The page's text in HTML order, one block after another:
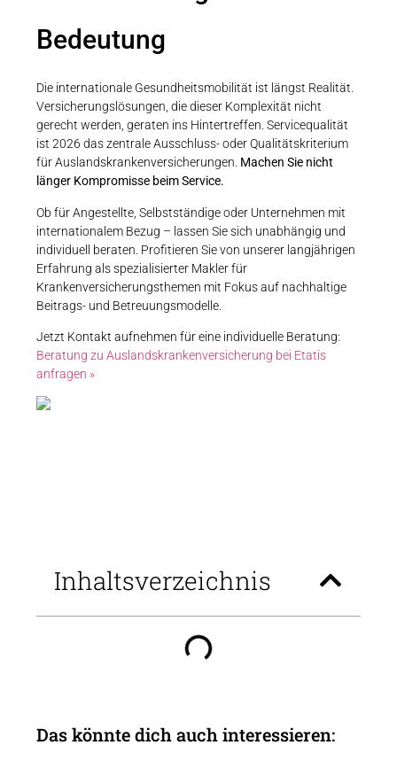
Bedeutung
Die internationale Gesundheitsmobilität ist längst Realität.
Versicherungslösungen, die dieser Komplexität nicht
gerecht werden, geraten ins Hintertreffen. Servicequalität
ist 2026 das zentrale Ausschluss- oder Qualitätskriterium
für Auslandskrankenversicherungen. Machen Sie nicht
länger Kompromisse beim Service.
Ob für Angestellte, Selbstständige oder Unternehmen mit
internationalem Bezug – lassen Sie sich unabhängig und
individuell beraten. Profitieren Sie von unserer langjährigen
Erfahrung als spezialisierter Makler für
Krankenversicherungsthemen mit Fokus auf nachhaltige
Beitrags- und Betreuungsmodelle.
Jetzt Kontakt aufnehmen für eine individuelle Beratung:
Beratung zu Auslandskrankenversicherung bei Etatis
anfragen »
Inhaltsverzeichnis
Das könnte dich auch interessieren: